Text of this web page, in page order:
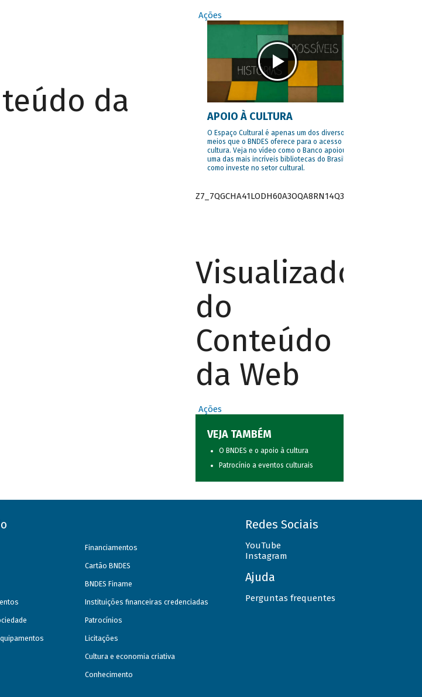
da
Ações
APOIO À CULTURA
O Espaço Cultural é apenas um dos diversos
meios que o BNDES oferece para o acesso à
cultura. Veja no vídeo como o Banco apoiou
uma das mais incríveis bibliotecas do Brasil e
como investe no setor cultural.
Z7_7QGCHA41LODH60A3OQA8RN14Q3
Visualizador
do
Conteúdo
da Web
Ações
VEJA TAMBÉM
O BNDES e o apoio à cultura
Patrocínio a eventos culturais
Financiamentos
Cartão BNDES
BNDES Finame
Instituições financeiras credenciadas
Patrocínios
Licitações
Cultura e economia criativa
Conhecimento
Redes Sociais
YouTube
Instagram
Ajuda
Perguntas frequentes